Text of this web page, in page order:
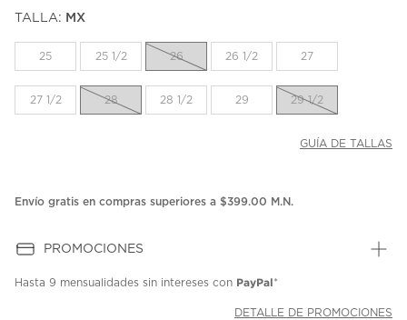
la
misma
TALLA: MX
25 25 1/2 26 26 1/2 27
27 1/2 28 28 1/2 29 29 1/2
GUÍA DE TALLAS
Envío gratis en compras superiores a $399.00 M.N.
PROMOCIONES
Hasta 9 mensualidades sin intereses con PayPal*
DETALLE DE PROMOCIONES